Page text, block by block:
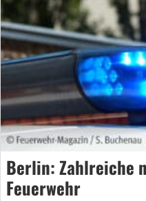
Berlin: Zahlreiche
Feuerwehr